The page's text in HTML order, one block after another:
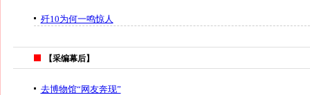
歼10为何一鸣惊人
【采编幕后】
去博物馆“网友奔现”